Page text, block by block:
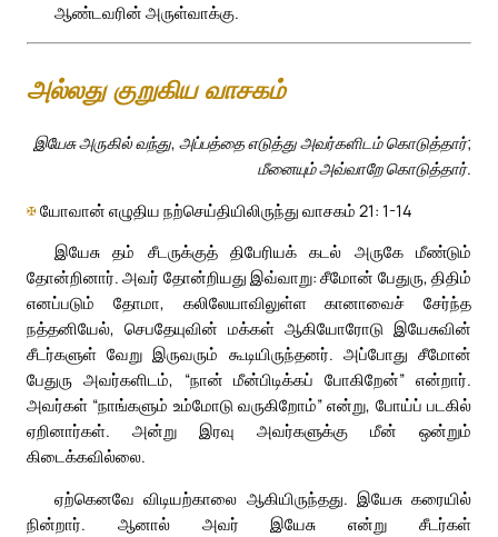
ஆண்டவரின் அருள்வாக்கு.
அல்லது குறுகிய வாசகம்
இயேசு அருகில் வந்து, அப்பத்தை எடுத்து அவர்களிடம் கொடுத்தார்;
மீனையும் அவ்வாறே கொடுத்தார்.
✠யோவான் எழுதிய நற்செய்தியிலிருந்து வாசகம் 21: 1-14
இயேசு தம் சீடருக்குத் திபேரியக் கடல் அருகே மீண்டும்
தோன்றினார். அவர் தோன்றியது இவ்வாறு: சீமோன் பேதுரு, திதிம்
எனப்படும் தோமா, கலிலேயாவிலுள்ள கானாவைச் சேர்ந்த
நத்தனியேல், செபதேயுவின் மக்கள் ஆகியோரோடு இயேசுவின்
சீடர்களுள் வேறு இருவரும் கூடியிருந்தனர். அப்போது சீமோன்
பேதுரு அவர்களிடம், “நான் மீன்பிடிக்கப் போகிறேன்” என்றார்.
அவர்கள் “நாங்களும் உம்மோடு வருகிறோம்” என்று, போய்ப் படகில்
ஏறினார்கள். அன்று இரவு அவர்களுக்கு மீன் ஒன்றும்
கிடைக்கவில்லை.
ஏற்கெனவே விடியற்காலை ஆகியிருந்தது. இயேசு கரையில்
நின்றார். ஆனால் அவர் இயேசு என்று சீடர்கள்